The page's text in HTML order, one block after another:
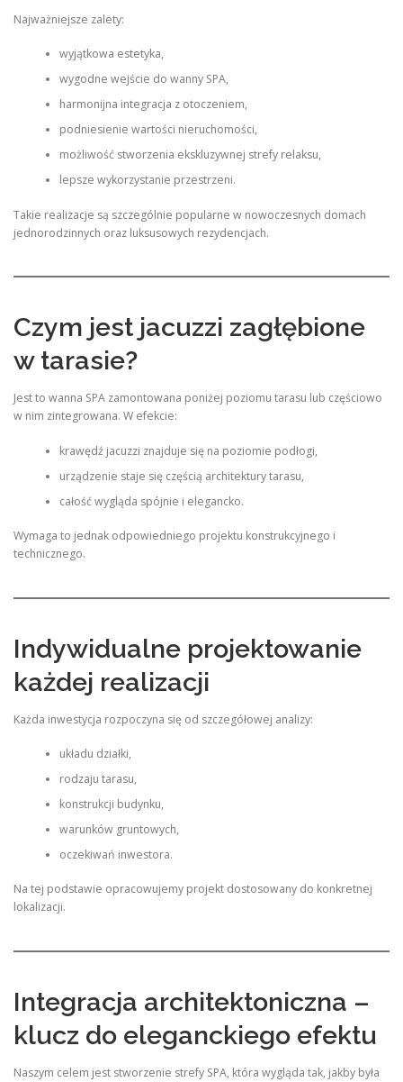
Najważniejsze zalety:
wyjątkowa estetyka,
wygodne wejście do wanny SPA,
harmonijna integracja z otoczeniem,
podniesienie wartości nieruchomości,
możliwość stworzenia ekskluzywnej strefy relaksu,
lepsze wykorzystanie przestrzeni.
Takie realizacje są szczególnie popularne w nowoczesnych domach
jednorodzinnych oraz luksusowych rezydencjach.
Czym jest jacuzzi zagłębione
w tarasie?
Jest to wanna SPA zamontowana poniżej poziomu tarasu lub częściowo
w nim zintegrowana. W efekcie:
krawędź jacuzzi znajduje się na poziomie podłogi,
urządzenie staje się częścią architektury tarasu,
całość wygląda spójnie i elegancko.
Wymaga to jednak odpowiedniego projektu konstrukcyjnego i
technicznego.
Indywidualne projektowanie
każdej realizacji
Każda inwestycja rozpoczyna się od szczegółowej analizy:
układu działki,
rodzaju tarasu,
konstrukcji budynku,
warunków gruntowych,
oczekiwań inwestora.
Na tej podstawie opracowujemy projekt dostosowany do konkretnej
lokalizacji.
Integracja architektoniczna –
klucz do eleganckiego efektu
Naszym celem jest stworzenie strefy SPA, która wygląda tak, jakby była